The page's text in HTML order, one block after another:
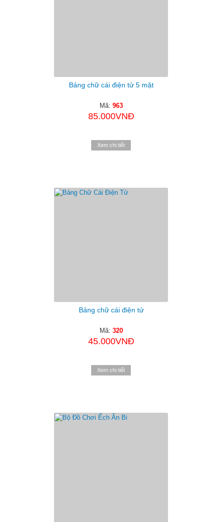
Bảng chữ cái điện tử 5 mặt
Mã: 963
85.000VNĐ
Xem chi tiết
Bảng chữ cái điện tử
Mã: 320
45.000VNĐ
Xem chi tiết